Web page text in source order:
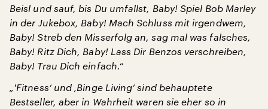
Beisl und sauf, bis Du umfallst, Baby! Spiel Bob Marley
in der Jukebox, Baby! Mach Schluss mit irgendwem,
Baby! Streb den Misserfolg an, sag mal was falsches,
Baby! Ritz Dich, Baby! Lass Dir Benzos verschreiben,
Baby! Trau Dich einfach.“
„'Fitness‘ und ‚Binge Living‘ sind behauptete
Bestseller, aber in Wahrheit waren sie eher so in